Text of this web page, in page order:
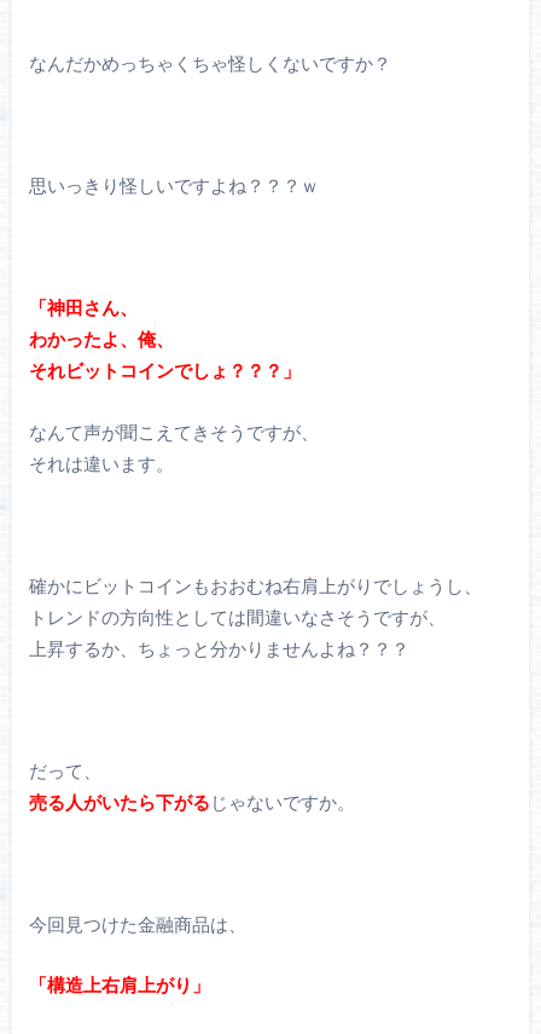
なんだかめっちゃくちゃ怪しくないですか？
思いっきり怪しいですよね？？？ｗ
「神田さん、
わかったよ、俺、
それビットコインでしょ？？？」
なんて声が聞こえてきそうですが、
それは違います。
確かにビットコインもおおむね右肩上がりでしょうし、
トレンドの方向性としては間違いなさそうですが、
上昇するか、ちょっと分かりませんよね？？？
だって、
売る人がいたら下がる じゃないですか。
今回見つけた金融商品は、
「構造上右肩上がり」